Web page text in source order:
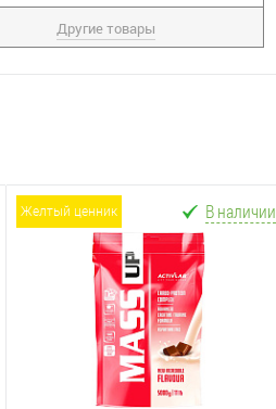
Другие товары
желтый ценник В наличии